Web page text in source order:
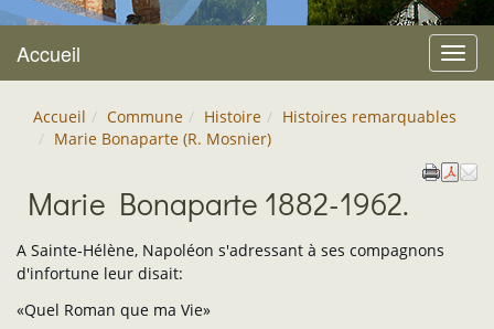
Menu
Accueil
Accueil Commune Histoire
Histoires remarquables
Marie Bonaparte (R. Mosnier)
Marie Bonaparte 1882-1962.
A Sainte-Hélène, Napoléon s'adressant à ses compagnons
d'infortune leur disait:
«Quel Roman que ma Vie»